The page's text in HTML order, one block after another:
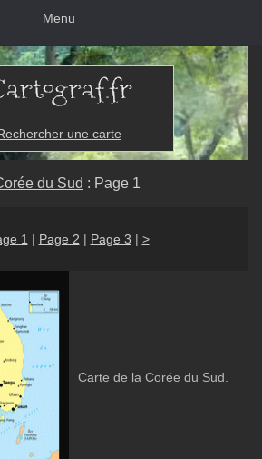
Menu
une carte
du Sud : Page 1
1 | Page 2 | Page 3 | >
Carte de la Corée du Sud.